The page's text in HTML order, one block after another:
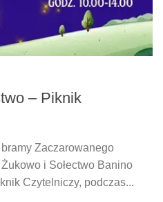
– Piknik
Zaczarowanego
i Sołectwo Banino
Czytelniczy, podczas...